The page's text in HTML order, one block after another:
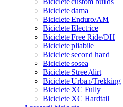
Biciclete custom builds
Biciclete dama
Biciclete Enduro/AM
Biciclete Electrice
Biciclete Free Ride/DH
Biciclete pliabile
Biciclete second hand
Biciclete sosea
Biciclete Street/dirt
Biciclete Urban/Trekking
Biciclete XC Fully
Biciclete XC Hardtail